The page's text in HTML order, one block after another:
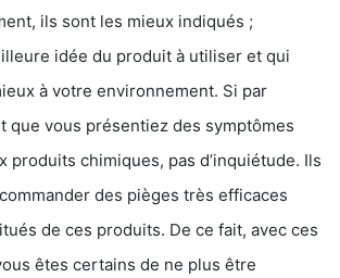
ils sont les mieux indiqués ;
idée du produit à utiliser et qui
à votre environnement. Si par
que vous présentiez des symptômes
produits chimiques, pas d’inquiétude. Ils
des pièges très efficaces
de ces produits. De ce fait, avec ces
êtes certains de ne plus être